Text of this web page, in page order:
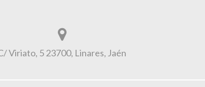
Viriato, 5 23700, Linares, Jaén